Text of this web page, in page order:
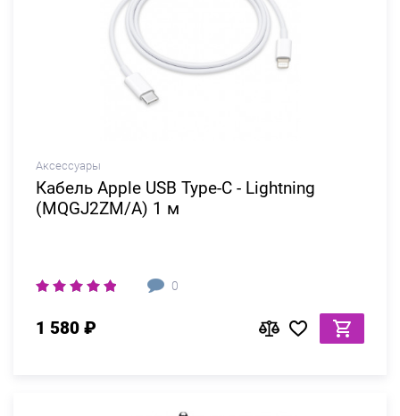
Аксессуары
Кабель Apple USB Type-C - Lightning
(MQGJ2ZM/A) 1 м
0
1 580 ₽